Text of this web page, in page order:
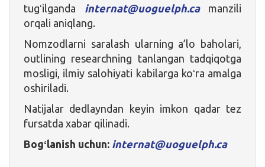
tugʻilganda
internat@uoguelph.camanzili
orqali aniqlang.
Nomzodlarni saralash ularning a’lo baholari,
outlining researchning tanlangan tadqiqotga
mosligi, ilmiy salohiyati kabilarga koʻra amalga
oshiriladi.
Natijalar dedlayndan keyin imkon qadar tez
fursatda xabar qilinadi.
Bogʻlanish uchun: internat@uoguelph.ca